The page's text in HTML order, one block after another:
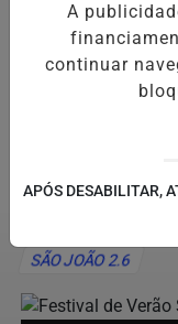
EM ALTA
SÃO JOÃO 2.6
A
continuar
APÓS DESABILITAR,